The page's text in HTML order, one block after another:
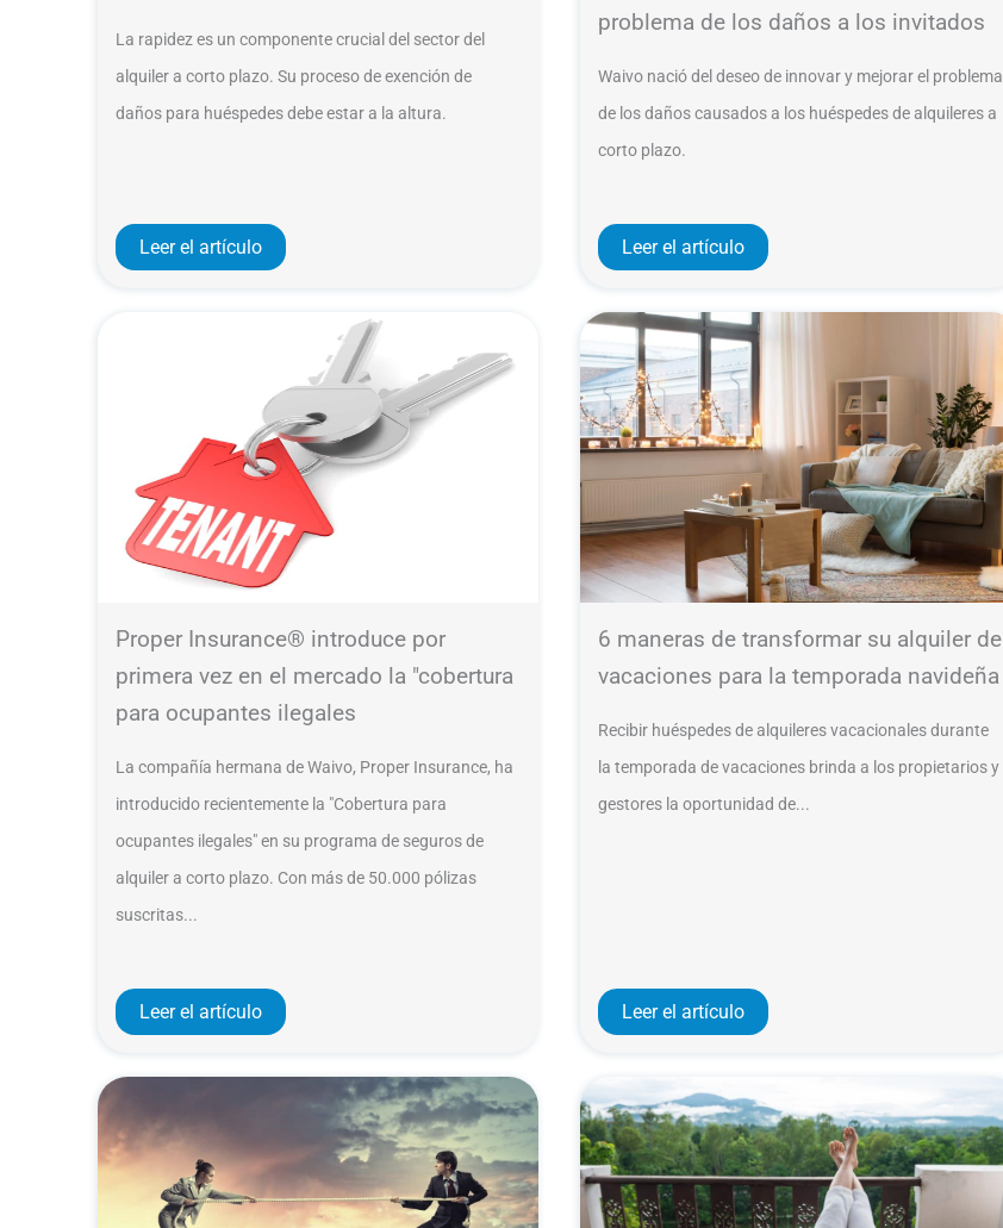
La rapidez es un componente crucial del sector del
alquiler a corto plazo. Su proceso de exención de
daños para huéspedes debe estar a la altura.
Leer el artículo
problema de los daños a los invitados
Waivo nació del deseo de innovar y mejorar el problema
de los daños causados a los huéspedes de alquileres a
corto plazo.
Leer el artículo
Proper Insurance® introduce por
primera vez en el mercado la "cobertura
para ocupantes ilegales
La compañía hermana de Waivo, Proper Insurance, ha
introducido recientemente la "Cobertura para
ocupantes ilegales" en su programa de seguros de
alquiler a corto plazo. Con más de 50.000 pólizas
suscritas...
Leer el artículo
6 maneras de transformar su alquiler de
vacaciones para la temporada navideña
Recibir huéspedes de alquileres vacacionales durante
la temporada de vacaciones brinda a los propietarios y
gestores la oportunidad de...
Leer el artículo